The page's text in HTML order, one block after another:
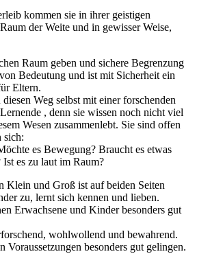
kommen sie in ihrer geistigen
der Weite und in gewisser Weise,
Raum geben und sichere Begrenzung
Bedeutung und ist mit Sicherheit ein
Eltern.
Weg selbst mit einer forschenden
, denn sie wissen noch nicht viel
Wesen zusammenlebt. Sie sind offen
sich:
es Bewegung? Braucht es etwas
es zu laut im Raum?
Klein und Groß ist auf beiden Seiten
zu, lernt sich kennen und lieben.
Erwachsene und Kinder besonders gut
wohlwollend und bewahrend.
Voraussetzungen besonders gut gelingen.